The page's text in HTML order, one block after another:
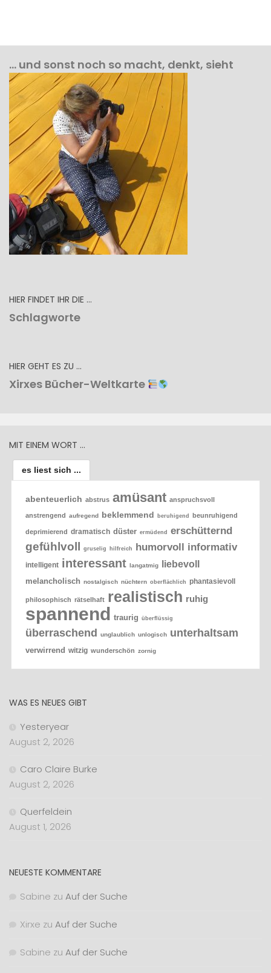
… und sonst noch so macht, denkt, sieht
HIER FINDET IHR DIE …
Schlagworte
HIER GEHT ES ZU …
Xirxes Bücher-Weltkarte
MIT EINEM WORT …
es liest sich ...
abenteuerlich abstrus amüsant anspruchsvoll
anstrengend aufregend beklemmend beruhigend beunruhigend
deprimierend dramatisch düster ermüdend erschütternd
gefühlvoll gruselig hilfreich humorvoll informativ
intelligent interessant langatmig liebevoll
melancholisch nostalgisch nüchtern oberflächlich phantasievoll
philosophisch rätselhaft realistisch ruhig
spannend traurig überflüssig
überraschend unglaublich unlogisch unterhaltsam
verwirrend witzig wunderschön zornig
WAS ES NEUES GIBT
Yesteryear
August 2, 2026
Caro Claire Burke
August 2, 2026
Querfeldein
August 1, 2026
NEUESTE KOMMENTARE
Sabine zu Auf der Suche
Xirxe zu Auf der Suche
Sabine zu Auf der Suche